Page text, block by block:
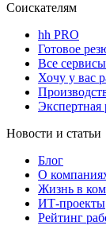
Соискателям
hh PRO
Готовое
Все сервисы
Хочу у вас
Экспертная
Новости и статьи
Блог
О
Жизнь в
ИТ-проекты
Рейтинг